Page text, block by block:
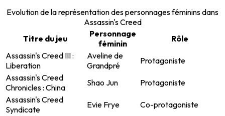
Evolution de la représentation des personnages féminins dans
Assassin's Creed
Titre du jeu
Personnage
féminin
Rôle
Assassin's Creed III :
Liberation
Aveline de
Grandpré
Protagoniste
Assassin's Creed
Chronicles : China
Shao Jun
Protagoniste
Assassin's Creed
Syndicate
Evie Frye
Co-protagoniste